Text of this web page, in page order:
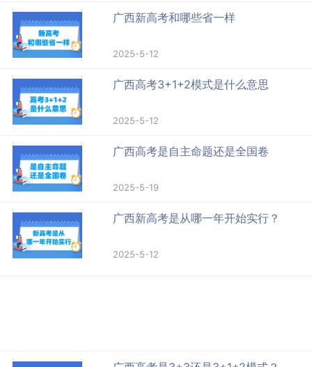
广西新高考和哪些省一样
2025-5-12
广西高考3+1+2模式是什么意思
2025-5-12
广西高考是自主命题还是全国卷
2025-5-19
广西新高考是从哪一年开始实行？
2025-5-12